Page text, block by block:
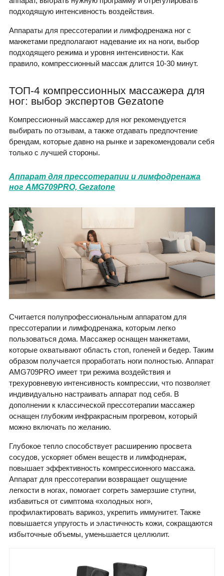
подходящую интенсивность воздействия.
Аппараты для прессотерапии и лимфодренажа ног с
манжетами предполагают надевание их на ноги, выбор
подходящего режима и уровня интенсивности. Как
правило, компрессионный массаж длится 10-30 минут.
ТОП-4 компрессионных массажера для
ног: выбор экспертов Gezatone
Компрессионный массажер для ног рекомендуется
выбирать по отзывам, а также отдавать предпочтение
брендам, которые давно на рынке и зарекомендовали себя
только с лучшей стороны.
Аппарат для прессотерапии и лимфодренажа
ног AMG709PRO, Gezatone
Считается полупрофессиональным аппаратом для
прессотерапии и лимфодренажа, которым легко
пользоваться дома. Массажер оснащен манжетами,
которые охватывают область стоп, голеней и бедер. Таким
образом получается проработать ноги полностью. Аппарат
AMG709PRO имеет три режима воздействия и
трехуровневую интенсивность компрессии, что позволяет
индивидуально настраивать аппарат под себя. В
дополнении к классической прессотерапии массажер
оснащен глубоким инфракрасным прогревом, который
можно включать по желанию.
Глубокое тепло способствует расширению просвета
сосудов, ускоряет обмен веществ и лимфоднераж,
повышает эффективность компрессионного массажа.
Аппарат для прессотерапии возвращает ощущение
легкости в ногах, помогает согреть замерзшие ступни,
избавиться от симптома «холодных ног»,
профилактировать варикоз, укрепить иммунитет. Также
повышается упругость и эластичность кожи, сокращаются
избыточные объемы, уменьшается целлюлит.